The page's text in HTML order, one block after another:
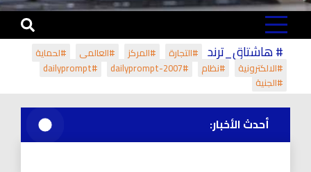
# هاشتاق_ترند #التجارة #المركز #العالمي
#لحماية
#الالكترونية
#نظام #dailyprompt-2007
#dailyprompt
#الجنية
أحدث الأخبار: